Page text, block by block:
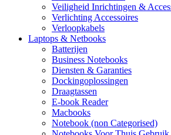
Veiligheid Inrichtingen &
Verlichting Accessoires
Verloopkabels
Laptops & Netbooks
Batterijen
Business Notebooks
Diensten & Garanties
Dockingoplossingen
Draagtassen
E-book Reader
Macbooks
Notebook (non Categorised)